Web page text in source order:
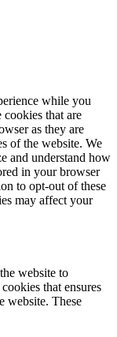
while you
that are
as they are
of the website. We
and understand how
in your browser
to opt-out of these
may affect your
website to
that ensures
website. These